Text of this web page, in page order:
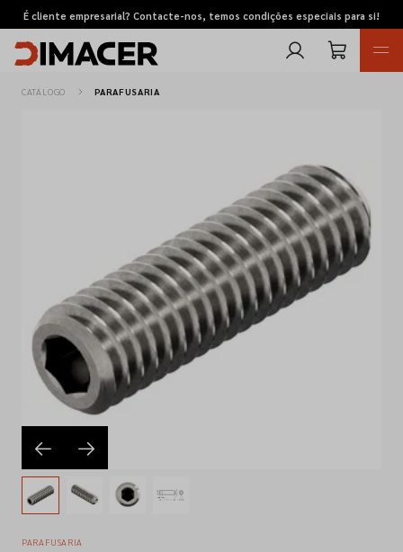
É cliente empresarial? Contacte-nos, temos condições especiais para si!
Pedidos de cotação
Marcas
Favoritos
Empresa
Contactos
CATÁLOGO PARAFUSARIA
PARAFUSARIA